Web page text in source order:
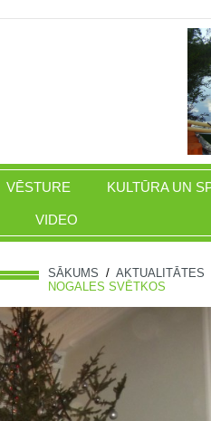
VĒSTURE KULTŪRA UN
VIDEO
SĀKUMS / AKTUALITĀTES
NOGALES SVĒTKOS